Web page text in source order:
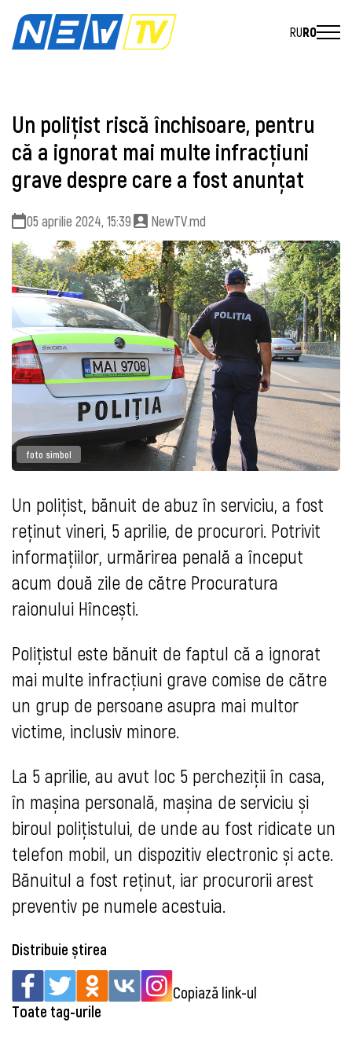
RURO
Un polițist riscă închisoare, pentru
că a ignorat mai multe infracțiuni
grave despre care a fost anunțat
05 aprilie 2024, 15:39 NewTV.md
foto simbol
Un polițist, bănuit de abuz în serviciu, a fost
reținut vineri, 5 aprilie, de procurori. Potrivit
informațiilor, urmărirea penală a început
acum două zile de către Procuratura
raionului Hîncești.
Polițistul este bănuit de faptul că a ignorat
mai multe infracțiuni grave comise de către
un grup de persoane asupra mai multor
victime, inclusiv minore.
La 5 aprilie, au avut loc 5 percheziții în casa,
în mașina personală, mașina de serviciu și
biroul polițistului, de unde au fost ridicate un
telefon mobil, un dispozitiv electronic și acte.
Bănuitul a fost reținut, iar procurorii arest
preventiv pe numele acestuia.
Distribuie știrea
Copiază link-ul
Toate tag-urile